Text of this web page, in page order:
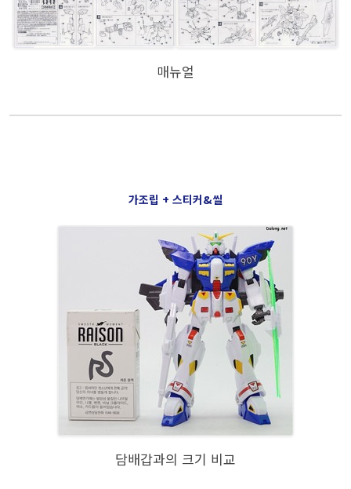
매뉴얼
가조립 + 스티커&씰
담배갑과의 크기 비교